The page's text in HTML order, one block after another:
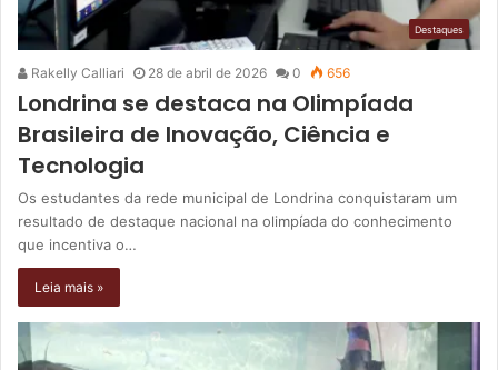
Destaques
Rakelly Calliari 28 de abril de 2026 0 656
Londrina se destaca na Olimpíada
Brasileira de Inovação, Ciência e
Tecnologia
Os estudantes da rede municipal de Londrina conquistaram um
resultado de destaque nacional na olimpíada do conhecimento
que incentiva o…
Leia mais »